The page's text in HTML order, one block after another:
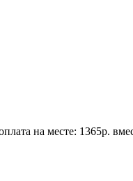
на месте: 1365р.